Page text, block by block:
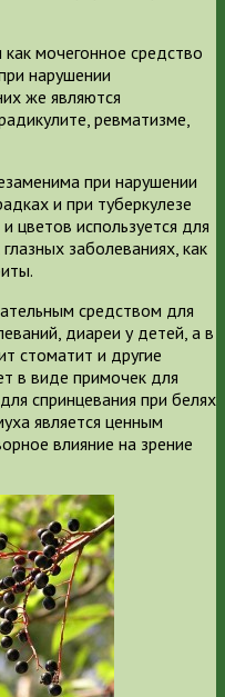
мочегонное средство
нарушении
же являются
ревматизме,
при нарушении
и при туберкулезе
цветов используется для
заболеваниях, как
средством для
диареи у детей, а в
стоматит и другие
в виде примочек для
спринцевания при белях
является ценным
влияние на зрение